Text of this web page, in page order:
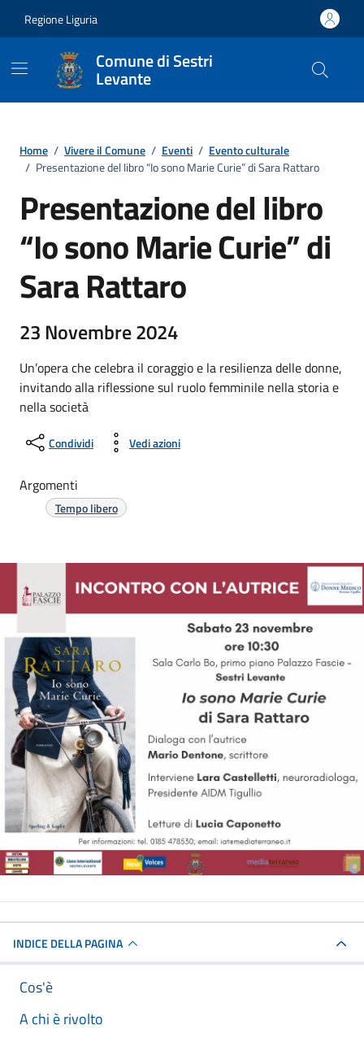
Regione Liguria
Comune di Sestri
Levante
Home / Vivere il Comune / Eventi / Evento culturale
/ Presentazione del libro “Io sono Marie Curie” di Sara Rattaro
Presentazione del libro
“Io sono Marie Curie” di
Sara Rattaro
23 Novembre 2024
Un’opera che celebra il coraggio e la resilienza delle donne,
invitando alla riflessione sul ruolo femminile nella storia e
nella società
Condividi Vedi azioni
Argomenti
Tempo libero
INDICE DELLA PAGINA
Cos'è
A chi è rivolto